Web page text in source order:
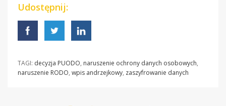
Udostępnij:
TAGI: decyzja PUODO, naruszenie ochrony danych osobowych,
naruszenie RODO, wpis andrzejkowy, zaszyfrowanie danych